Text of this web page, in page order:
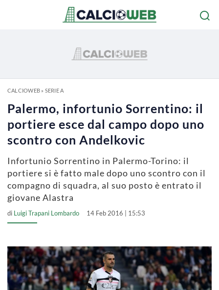
CALCIOWEB» SERIE A
Palermo, infortunio Sorrentino: il
portiere esce dal campo dopo uno
scontro con Andelkovic
Infortunio Sorrentino in Palermo-Torino: il
portiere si è fatto male dopo uno scontro con il
compagno di squadra, al suo posto è entrato il
giovane Alastra
di Luigi Trapani Lombardo 14 Feb 2016 | 15:53